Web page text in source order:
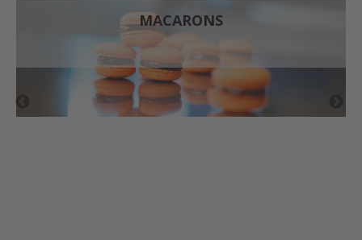
2 g Estratto di vaniglia
1 g Baccello di vaniglia
300 g Purea di cocco
500 g Panna
Liquore al cocco
10 g Sale
MACARONS